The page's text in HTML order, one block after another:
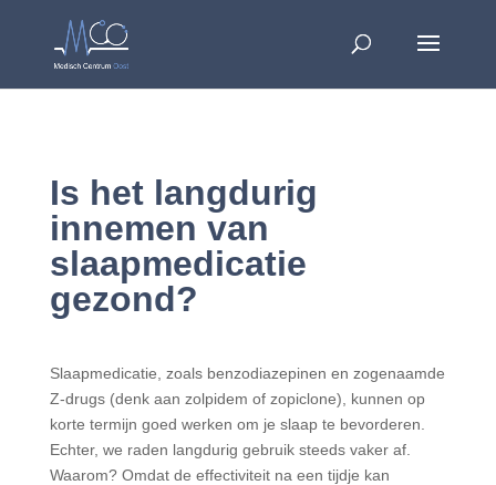
Is het langdurig
innemen van
slaapmedicatie
gezond?
Slaapmedicatie, zoals benzodiazepinen en zogenaamde
Z-drugs (denk aan zolpidem of zopiclone), kunnen op
korte termijn goed werken om je slaap te bevorderen.
Echter, we raden langdurig gebruik steeds vaker af.
Waarom? Omdat de effectiviteit na een tijdje kan